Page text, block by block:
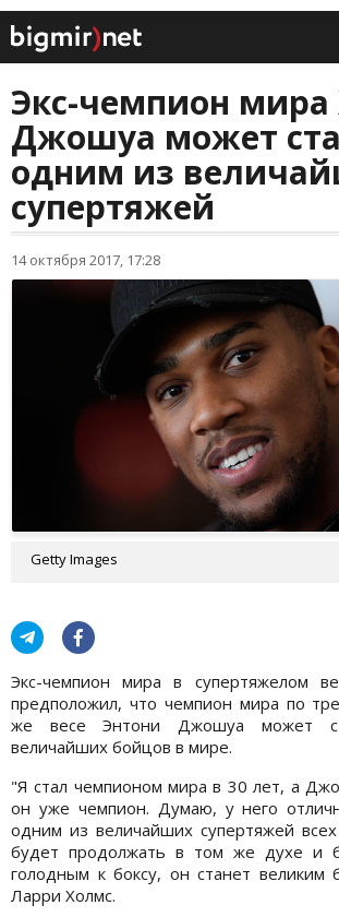
Экс-чемпион мира
Джошуа может
одним из
супертяжей
14 октября 2017, 17:28
Getty Images
Экс-чемпион мира в супертяжелом
предположил, что чемпион мира по
же весе Энтони Джошуа может
величайших бойцов в мире.
"Я стал чемпионом мира в 30 лет, а
он уже чемпион. Думаю, у него
одним из величайших супертяжей
будет продолжать в том же духе и
голодным к боксу, он станет великим
Ларри Холмс.